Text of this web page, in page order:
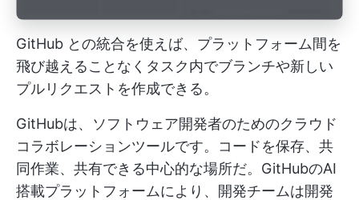
GitHub との統合を使えば、プラットフォーム間を
飛び越えることなくタスク内でブランチや新しい
プルリクエストを作成できる。
GitHubは、ソフトウェア開発者のためのクラウド
コラボレーションツールです。コードを保存、共
同作業、共有できる中心的な場所だ。GitHubのAI
搭載プラットフォームにより、開発チームは開発